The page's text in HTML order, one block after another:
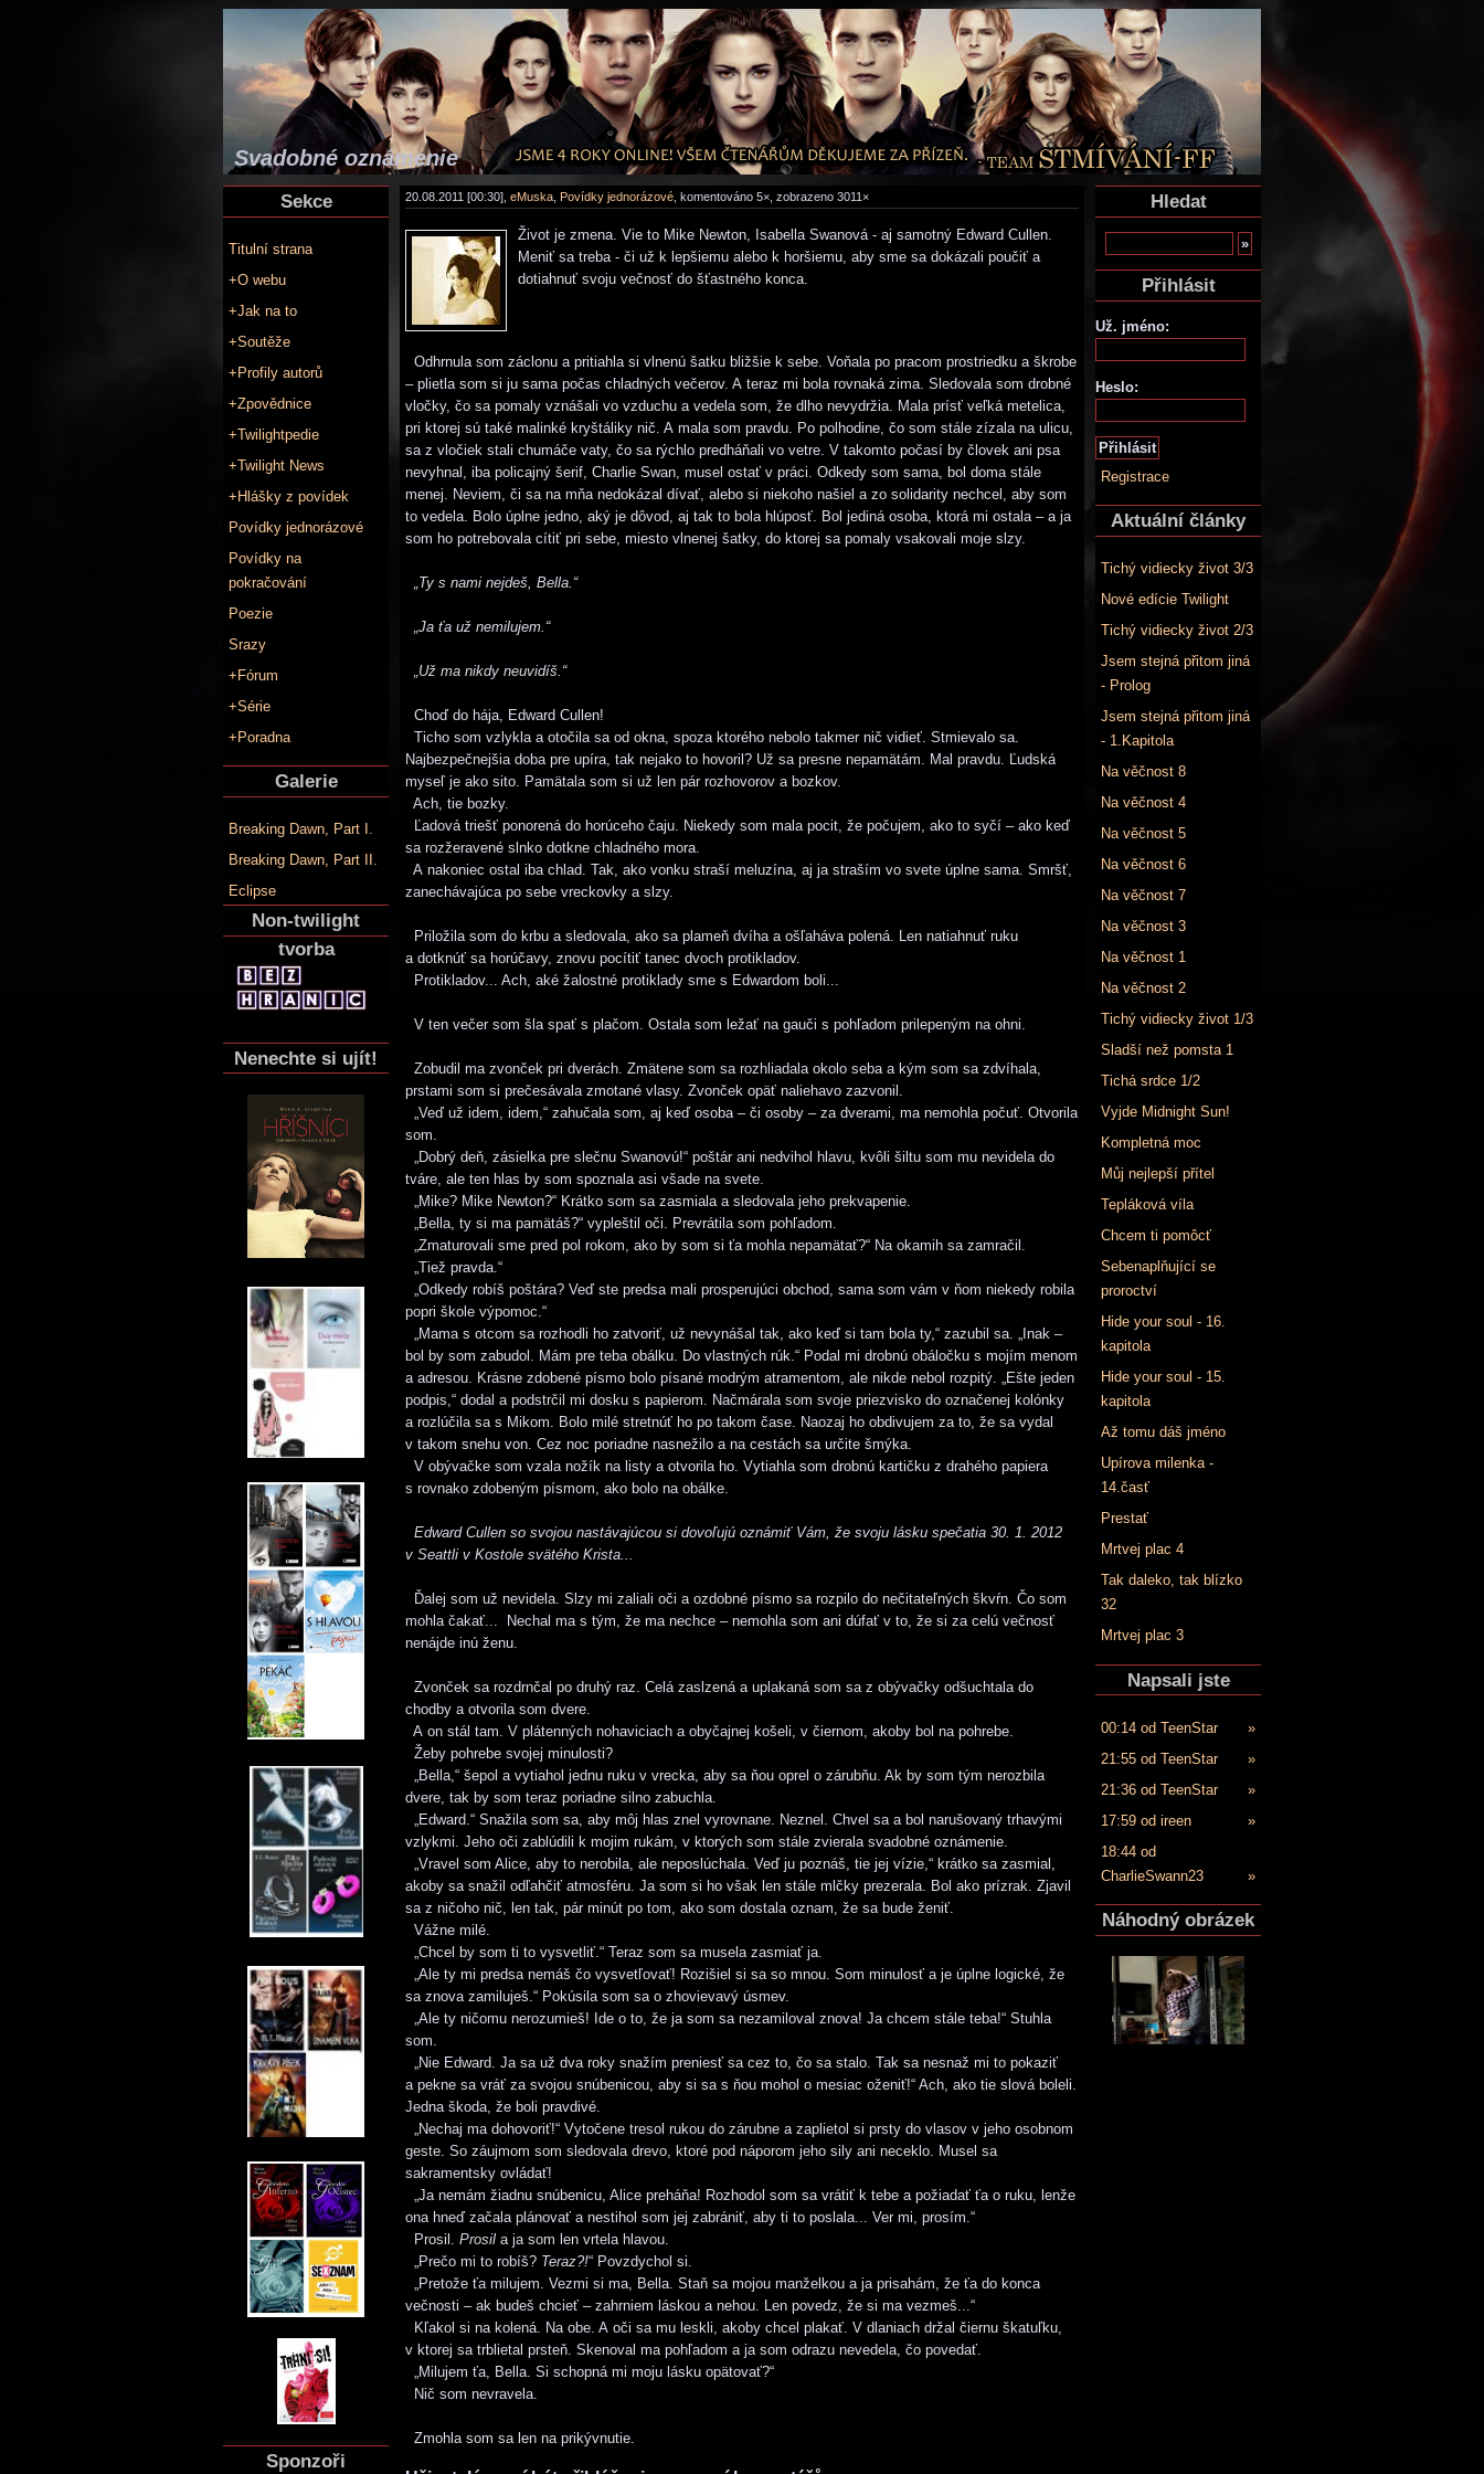
Svadobné oznámenie
Sekce
Titulní strana
+O webu
+Jak na to
+Soutěže
+Profily autorů
+Zpovědnice
+Twilightpedie
+Twilight News
+Hlášky z povídek
Povídky jednorázové
Povídky na
pokračování
Poezie
Srazy
+Fórum
+Série
+Poradna
Galerie
Breaking Dawn, Part I.
Breaking Dawn, Part II.
Eclipse
Non-twilight
tvorba
Nenechte si ujít!
Sponzoři
20.08.2011 [00:30], eMuska Povídky jednorázové , komentováno 5×, zobrazeno 3011×
Život je zmena. Vie to Mike Newton, Isabella Swanová - aj samotný Edward Cullen.
Meniť sa treba - či už k lepšiemu alebo k horšiemu, aby sme sa dokázali poučiť a
dotiahnuť svoju večnosť do šťastného konca.
Odhrnula som záclonu a pritiahla si vlnenú šatku bližšie k sebe. Voňala po pracom prostriedku a škrobe
– plietla som si ju sama počas chladných večerov. A teraz mi bola rovnaká zima. Sledovala som drobné
vločky, čo sa pomaly vznášali vo vzduchu a vedela som, že dlho nevydržia. Mala prísť veľká metelica,
pri ktorej sú také malinké kryštáliky nič. A mala som pravdu. Po polhodine, čo som stále zízala na ulicu,
sa z vločiek stali chumáče vaty, čo sa rýchlo predháňali vo vetre. V takomto počasí by človek ani psa
nevyhnal, iba policajný šerif, Charlie Swan, musel ostať v práci. Odkedy som sama, bol doma stále
menej. Neviem, či sa na mňa nedokázal dívať, alebo si niekoho našiel a zo solidarity nechcel, aby som
to vedela. Bolo úplne jedno, aký je dôvod, aj tak to bola hlúposť. Bol jediná osoba, ktorá mi ostala – a ja
som ho potrebovala cítiť pri sebe, miesto vlnenej šatky, do ktorej sa pomaly vsakovali moje slzy.
„Ty s nami nejdeš, Bella.“
„Ja ťa už nemilujem.“
„Už ma nikdy neuvidíš.“
Choď do hája, Edward Cullen!
Ticho som vzlykla a otočila sa od okna, spoza ktorého nebolo takmer nič vidieť. Stmievalo sa.
Najbezpečnejšia doba pre upíra, tak nejako to hovoril? Už sa presne nepamätám. Mal pravdu. Ľudská
myseľ je ako sito. Pamätala som si už len pár rozhovorov a bozkov.
Ach, tie bozky.
Ľadová triešť ponorená do horúceho čaju. Niekedy som mala pocit, že počujem, ako to syčí – ako keď
sa rozžeravené slnko dotkne chladného mora.
A nakoniec ostal iba chlad. Tak, ako vonku straší meluzína, aj ja straším vo svete úplne sama. Smršť,
zanechávajúca po sebe vreckovky a slzy.
Priložila som do krbu a sledovala, ako sa plameň dvíha a ošľaháva polená. Len natiahnuť ruku
a dotknúť sa horúčavy, znovu pocítiť tanec dvoch protikladov.
Protikladov... Ach, aké žalostné protiklady sme s Edwardom boli...
V ten večer som šla spať s plačom. Ostala som ležať na gauči s pohľadom prilepeným na ohni.
Zobudil ma zvonček pri dverách. Zmätene som sa rozhliadala okolo seba a kým som sa zdvíhala,
prstami som si prečesávala zmotané vlasy. Zvonček opäť naliehavo zazvonil.
„Veď už idem, idem,“ zahučala som, aj keď osoba – či osoby – za dverami, ma nemohla počuť. Otvorila
som.
„Dobrý deň, zásielka pre slečnu Swanovú!“ poštár ani nedvihol hlavu, kvôli šiltu som mu nevidela do
tváre, ale ten hlas by som spoznala asi všade na svete.
„Mike? Mike Newton?“ Krátko som sa zasmiala a sledovala jeho prekvapenie.
„Bella, ty si ma pamätáš?“ vypleštil oči. Prevrátila som pohľadom.
„Zmaturovali sme pred pol rokom, ako by som si ťa mohla nepamätať?“ Na okamih sa zamračil.
„Tiež pravda.“
„Odkedy robíš poštára? Veď ste predsa mali prosperujúci obchod, sama som vám v ňom niekedy robila
popri škole výpomoc.“
„Mama s otcom sa rozhodli ho zatvoriť, už nevynášal tak, ako keď si tam bola ty,“ zazubil sa. „Inak –
bol by som zabudol. Mám pre teba obálku. Do vlastných rúk.“ Podal mi drobnú obáločku s mojím menom
a adresou. Krásne zdobené písmo bolo písané modrým atramentom, ale nikde nebol rozpitý. „Ešte jeden
podpis,“ dodal a podstrčil mi dosku s papierom. Načmárala som svoje priezvisko do označenej kolónky
a rozlúčila sa s Mikom. Bolo milé stretnúť ho po takom čase. Naozaj ho obdivujem za to, že sa vydal
v takom snehu von. Cez noc poriadne nasnežilo a na cestách sa určite šmýka.
V obývačke som vzala nožík na listy a otvorila ho. Vytiahla som drobnú kartičku z drahého papiera
s rovnako zdobeným písmom, ako bolo na obálke.
Edward Cullen so svojou nastávajúcou si dovoľujú oznámiť Vám, že svoju lásku spečatia 30. 1. 2012
v Seattli v Kostole svätého Krista...
Ďalej som už nevidela. Slzy mi zaliali oči a ozdobné písmo sa rozpilo do nečitateľných škvŕn. Čo som
mohla čakať... Nechal ma s tým, že ma nechce – nemohla som ani dúfať v to, že si za celú večnosť
nenájde inú ženu.
Zvonček sa rozdrnčal po druhý raz. Celá zaslzená a uplakaná som sa z obývačky odšuchtala do
chodby a otvorila som dvere.
A on stál tam. V plátenných nohaviciach a obyčajnej košeli, v čiernom, akoby bol na pohrebe.
Žeby pohrebe svojej minulosti?
„Bella,“ šepol a vytiahol jednu ruku v vrecka, aby sa ňou oprel o zárubňu. Ak by som tým nerozbila
dvere, tak by som teraz poriadne silno zabuchla.
„Edward.“ Snažila som sa, aby môj hlas znel vyrovnane. Neznel. Chvel sa a bol narušovaný trhavými
vzlykmi. Jeho oči zablúdili k mojim rukám, v ktorých som stále zvierala svadobné oznámenie.
„Vravel som Alice, aby to nerobila, ale neposlúchala. Veď ju poznáš, tie jej vízie,“ krátko sa zasmial,
akoby sa snažil odľahčiť atmosféru. Ja som si ho však len stále mlčky prezerala. Bol ako prízrak. Zjavil
sa z ničoho nič, len tak, pár minút po tom, ako som dostala oznam, že sa bude ženiť.
Vážne milé.
„Chcel by som ti to vysvetliť.“ Teraz som sa musela zasmiať ja.
„Ale ty mi predsa nemáš čo vysvetľovať! Rozišiel si sa so mnou. Som minulosť a je úplne logické, že
sa znova zamiluješ.“ Pokúsila som sa o zhovievavý úsmev.
„Ale ty ničomu nerozumieš! Ide o to, že ja som sa nezamiloval znova! Ja chcem stále teba!“ Stuhla
som.
„Nie Edward. Ja sa už dva roky snažím preniesť sa cez to, čo sa stalo. Tak sa nesnaž mi to pokaziť
a pekne sa vráť za svojou snúbenicou, aby si sa s ňou mohol o mesiac oženiť!“ Ach, ako tie slová boleli.
Jedna škoda, že boli pravdivé.
„Nechaj ma dohovoriť!“ Vytočene tresol rukou do zárubne a zaplietol si prsty do vlasov v jeho osobnom
geste. So záujmom som sledovala drevo, ktoré pod náporom jeho sily ani neceklo. Musel sa
sakramentsky ovládať!
„Ja nemám žiadnu snúbenicu, Alice preháňa! Rozhodol som sa vrátiť k tebe a požiadať ťa o ruku, lenže
ona hneď začala plánovať a nestihol som jej zabrániť, aby ti to poslala... Ver mi, prosím.“
Prosil. Prosil a ja som len vrtela hlavou.
„Prečo mi to robíš? Teraz?!“ Povzdychol si.
„Pretože ťa milujem. Vezmi si ma, Bella. Staň sa mojou manželkou a ja prisahám, že ťa do konca
večnosti – ak budeš chcieť – zahrniem láskou a nehou. Len povedz, že si ma vezmeš...“
Kľakol si na kolená. Na obe. A oči sa mu leskli, akoby chcel plakať. V dlaniach držal čiernu škatuľku,
v ktorej sa trblietal prsteň. Skenoval ma pohľadom a ja som odrazu nevedela, čo povedať.
„Milujem ťa, Bella. Si schopná mi moju lásku opätovať?“
Nič som nevravela.
Zmohla som sa len na prikývnutie.
Hledat
Přihlásit
Už. jméno:
Heslo:
Registrace
Aktuální články
Tichý vidiecky život 3/3
Nové edície Twilight
Tichý vidiecky život 2/3
Jsem stejná přitom jiná
- Prolog
Jsem stejná přitom jiná
- 1.Kapitola
Na věčnost 8
Na věčnost 4
Na věčnost 5
Na věčnost 6
Na věčnost 7
Na věčnost 3
Na věčnost 1
Na věčnost 2
Tichý vidiecky život 1/3
Sladší než pomsta 1
Tichá srdce 1/2
Vyjde Midnight Sun!
Kompletná moc
Můj nejlepší přítel
Tepláková víla
Chcem ti pomôcť
Sebenaplňující se
proroctví
Hide your soul - 16.
kapitola
Hide your soul - 15.
kapitola
Až tomu dáš jméno
Upírova milenka -
14.časť
Prestať
Mrtvej plac 4
Tak daleko, tak blízko
32
Mrtvej plac 3
Napsali jste
00:14 od TeenStar
»
21:55 od TeenStar
»
21:36 od TeenStar
»
17:59 od ireen
»
18:44 od
CharlieSwann23
»
Náhodný obrázek